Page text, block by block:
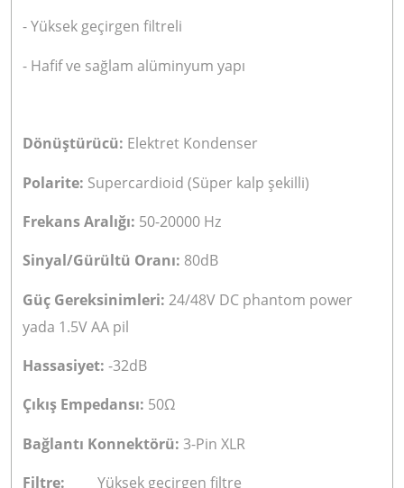
- Yüksek geçirgen filtreli
- Hafif ve sağlam alüminyum yapı
Dönüştürücü: Elektret Kondenser
Polarite: Supercardioid (Süper kalp şekilli)
Frekans Aralığı: 50-20000 Hz
Sinyal/Gürültü Oranı: 80dB
Güç Gereksinimleri: 24/48V DC phantom power
yada 1.5V AA pil
Hassasiyet: -32dB
Çıkış Empedansı: 50Ω
Bağlantı Konnektörü: 3-Pin XLR
Filtre:
Yüksek geçirgen filtre